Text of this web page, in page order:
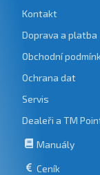
Kontakt
Doprava a platba
Obchodní
Ochrana dat
Servis
Dealeři a TM
Manuály
Ceník